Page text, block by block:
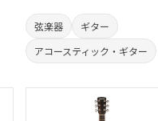
弦楽器
ギター
アコースティック・ギター